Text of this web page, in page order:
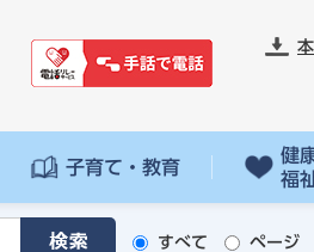
子育て・教育
健
福
すべて ページ